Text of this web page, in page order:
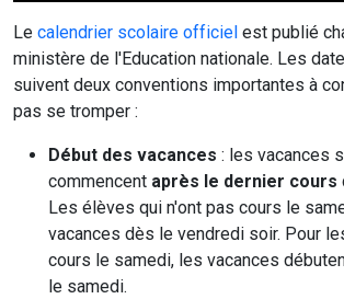
Le calendrier scolaire officiel est publié
ministère de l'Education nationale. Les
suivent deux conventions importantes à
pas se tromper :
Début des vacances : les vacances
commencent après le dernier cours
Les élèves qui n'ont pas cours le
vacances dès le vendredi soir. Pour
cours le samedi, les vacances
le samedi.